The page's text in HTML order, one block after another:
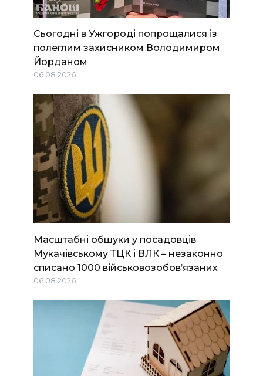
Сьогодні в Ужгороді попрощалися із
полеглим захисником Володимиром
Йорданом
06.08.2026
Масштабні обшуки у посадовців
Мукачівському ТЦК і ВЛК – незаконно
списано 1000 військовозобов’язаних
06.08.2026